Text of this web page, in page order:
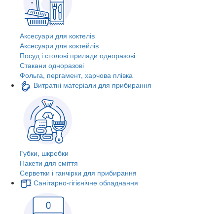
Аксесуари для коктелів
Аксесуари для коктейлів
Посуд і столові прилади одноразові
Стакани одноразові
Фольга, пергамент, харчова плівка
Витратні матеріали для прибирання
Губки, шкребки
Пакети для сміття
Серветки і ганчірки для прибирання
Санітарно-гігієнічне обладнання